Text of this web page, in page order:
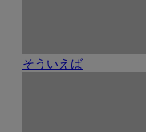
そういえば